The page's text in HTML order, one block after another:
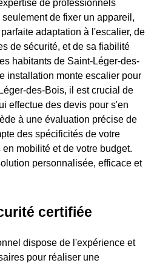
de professionnels
de fixer un appareil,
adaptation à l'escalier, de
de sécurité, et de sa fiabilité
habitants de Saint-Léger-des-
installation monte escalier pour
des-Bois, il est crucial de
effectue des devis pour s'en
à une évaluation précise de
des spécificités de votre
mobilité et de votre budget.
personnalisée, efficace et
certifiée
dispose de l'expérience et
pour réaliser une